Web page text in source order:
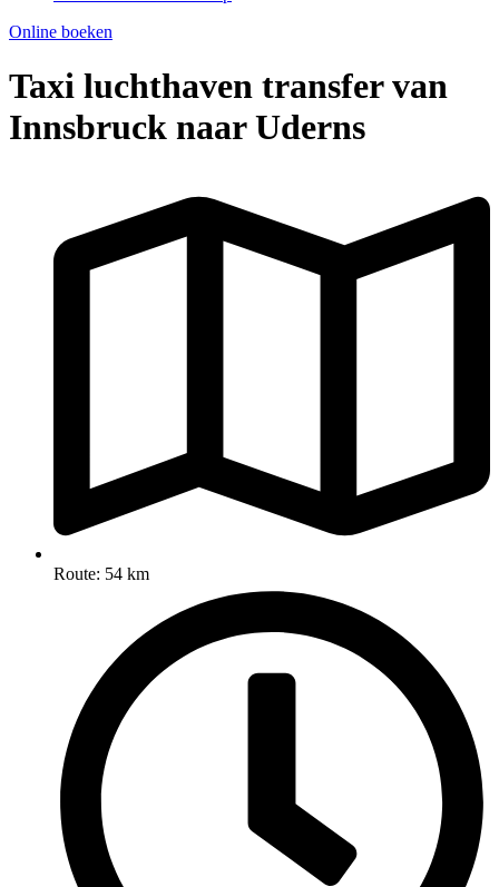
Online boeken
Taxi luchthaven transfer van
Innsbruck naar Uderns
Route: 54 km